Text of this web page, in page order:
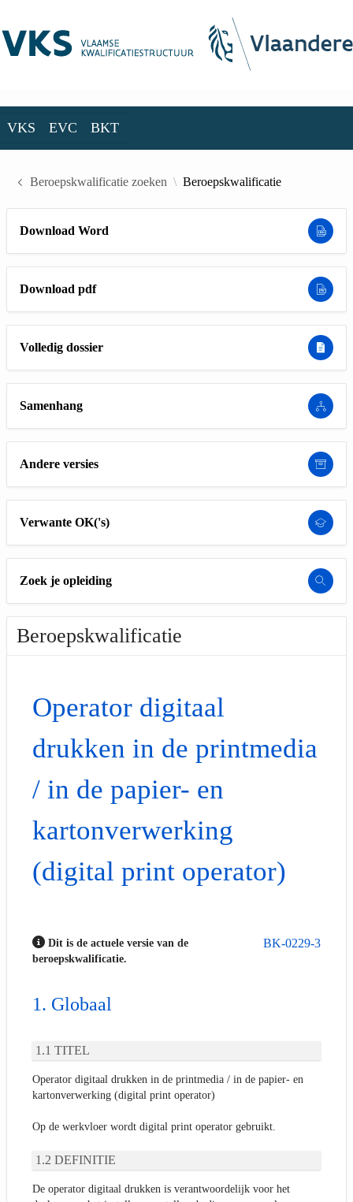
VKS EVC BKT
Beroepskwalificatie zoeken Beroepskwalificatie
Download Word
Download pdf
Volledig dossier
Samenhang
Andere versies
Verwante OK('s)
Zoek je opleiding
Beroepskwalificatie
Operator digitaal
drukken in de printmedia
/ in de papier- en
kartonverwerking
(digital print operator)
BK-0229-3
Dit is de actuele versie van de
beroepskwalificatie.
Globaal
TITEL
Operator digitaal drukken in de printmedia / in de papier- en
kartonverwerking (digital print operator)
Op de werkvloer wordt digital print operator gebruikt.
DEFINITIE
De operator digitaal drukken is verantwoordelijk voor het